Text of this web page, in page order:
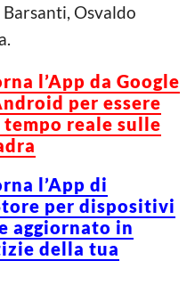
Osvaldo
l’App da Google
per essere
reale sulle
l’App di
per dispositivi
aggiornato in
della tua